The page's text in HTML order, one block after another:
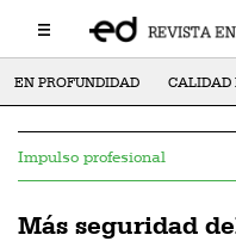
EN PROFUNDIDAD CALIDAD
Impulso profesional
Más seguridad